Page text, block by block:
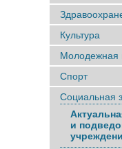
Культура
Молодежная
Спорт
Социальная
и